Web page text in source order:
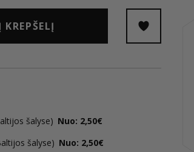
KREPŠELĮ
šalyse) Nuo: 2,50€
šalyse) Nuo: 2,50€